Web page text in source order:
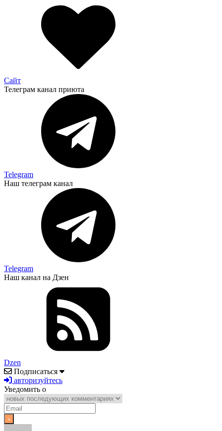
Сайт
Телеграм канал приюта
Telegram
Наш телеграм канал
Telegram
Наш канал на Дзен
Dzen
Подписаться
авторизуйтесь
Уведомить о